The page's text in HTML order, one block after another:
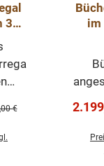
3
Preis:
€
im